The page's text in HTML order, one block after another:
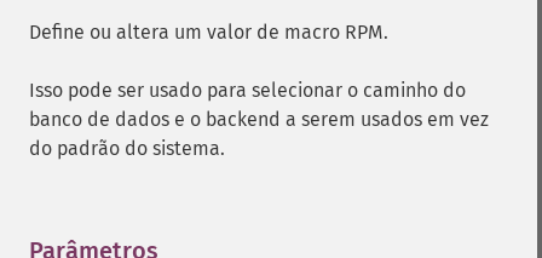
Define ou altera um valor de macro RPM.
Isso pode ser usado para selecionar o caminho do
banco de dados e o backend a serem usados em vez
do padrão do sistema.
Parâmetros